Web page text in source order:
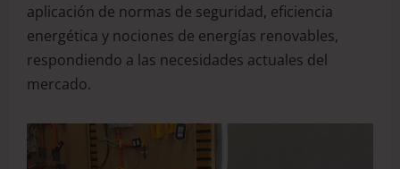
aplicación de normas de seguridad, eficiencia
energética y nociones de energías renovables,
respondiendo a las necesidades actuales del
mercado.